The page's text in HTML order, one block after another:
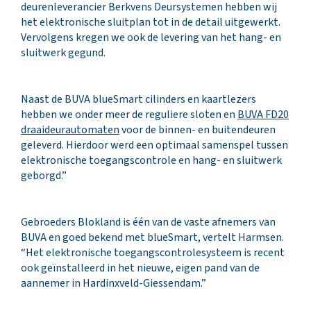
deurenleverancier Berkvens Deursystemen hebben wij
het elektronische sluitplan tot in de detail uitgewerkt.
Vervolgens kregen we ook de levering van het hang- en
sluitwerk gegund.
Naast de BUVA blueSmart cilinders en kaartlezers
hebben we onder meer de reguliere sloten en BUVA FD20
draaideurautomatenvoor de binnen- en buitendeuren
geleverd. Hierdoor werd een optimaal samenspel tussen
elektronische toegangscontrole en hang- en sluitwerk
geborgd.”
Gebroeders Blokland is één van de vaste afnemers van
BUVA en goed bekend met blueSmart, vertelt Harmsen.
“Het elektronische toegangscontrolesysteem is recent
ook geïnstalleerd in het nieuwe, eigen pand van de
aannemer in Hardinxveld-Giessendam.”